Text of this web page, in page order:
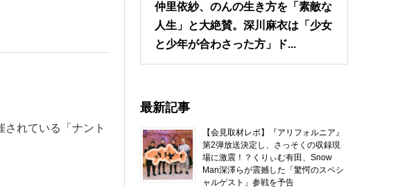
れている「ナント
仲里依紗、のんの生き方を「素敵な
人生」と大絶賛。深川麻衣は「少女
と少年が合わさった方」ド...
最新記事
【会見取材レポ】『アリフォルニア』
第2弾放送決定し、さっそくの収録現
場に激震！？くりぃむ有田、Snow
Man深澤らが震撼した「驚愕のスペシ
ャルゲスト」参戦を予告